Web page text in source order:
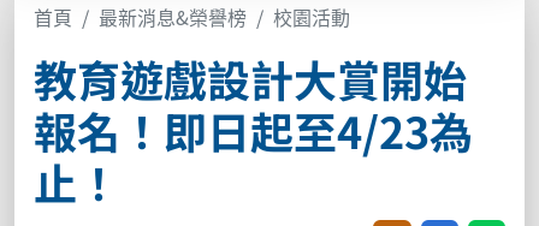
首頁 最新消息&榮譽榜 校園活動
教育遊戲設計大賞開始
報名！即日起至4/23為
止！